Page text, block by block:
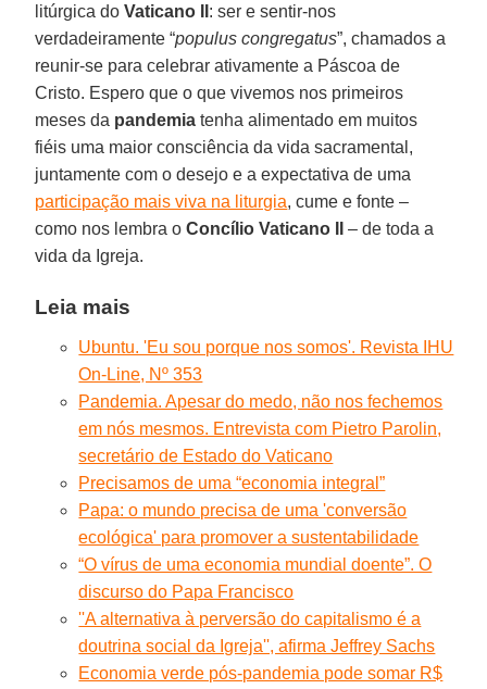
litúrgica doVaticano II : ser e sentir-nos
verdadeiramente “populus congregatus”, chamados a
reunir-se para celebrar ativamente a Páscoa de
Cristo. Espero que o que vivemos nos primeiros
meses da pandemia tenha alimentado em muitos
fiéis uma maior consciência da vida sacramental,
juntamente com o desejo e a expectativa de uma
participação mais viva na liturgia, cume e fonte –
como nos lembra oConcílio Vaticano II
– de toda a
vida da Igreja.
Leia mais
Ubuntu. 'Eu sou porque nos somos'. Revista IHU
On-Line, Nº 353
Pandemia. Apesar do medo, não nos fechemos
em nós mesmos. Entrevista com Pietro Parolin,
secretário de Estado do Vaticano
Precisamos de uma “economia integral”
Papa: o mundo precisa de uma 'conversão
ecológica' para promover a sustentabilidade
“O vírus de uma economia mundial doente”. O
discurso do Papa Francisco
''A alternativa à perversão do capitalismo é a
doutrina social da Igreja'', afirma Jeffrey Sachs
Economia verde pós-pandemia pode somar R$